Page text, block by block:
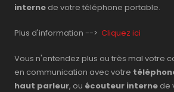
interne de votre téléphone portable.
Plus d'information --> Cliquez ici
Vous n'entendez plus ou très mal votre
en communication avec votre
haut parleur, ou écouteur interne de